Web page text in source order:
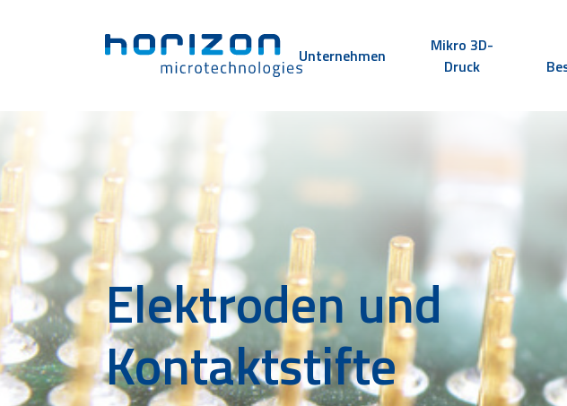
Unternehmen
Mikro 3D-
Druck
Elektroden und
Kontaktstifte